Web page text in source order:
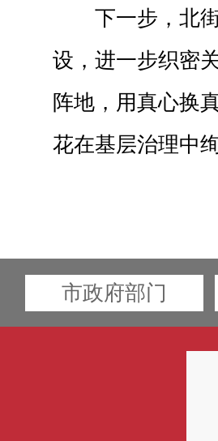
下一步，北
设，进一步织密
阵地，用真心换
花在基层治理中
市政府部门